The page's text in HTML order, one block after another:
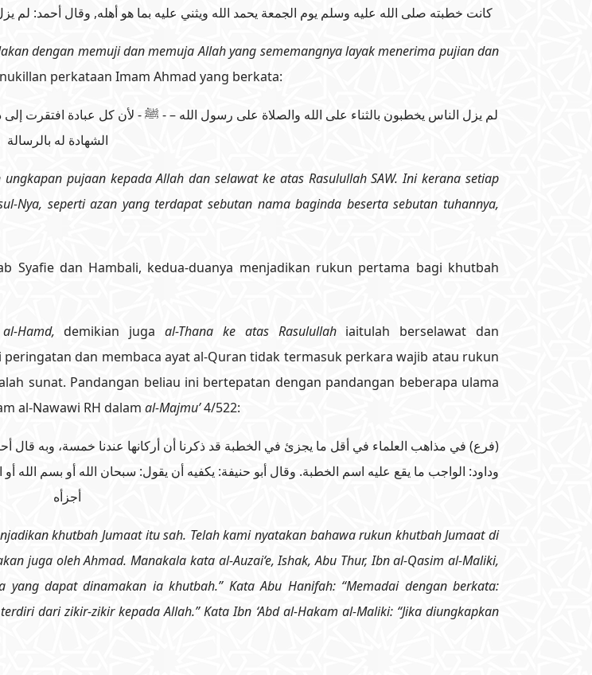
كانت خطبته صلى الله عليه وسلم يوم الجمعة يحمد الله ويثني عليه بما هو أهله, وقال أحمد: لم
dengan memuji dan memuja Allah yang sememangnya layak menerima pujian dan
perkataan Imam Ahmad yang berkata:
لم يزل الناس يخطبون بالثناء على الله والصلاة على رسول الله – - ﷺ - لأن كل عبادة افتقرت
الشهادة له بالرسالة
pujaan kepada Allah dan selawat ke atas Rasulullah SAW. Ini kerana setiap
Nya, seperti azan yang terdapat sebutan nama baginda beserta sebutan tuhannya,
Syafie dan Hambali, kedua-duanya menjadikan rukun pertama bagi khutbah
al-Hamd,demikian jugaal-Thana ke atas Rasulullah iaitulah berselawat dan
dan membaca ayat al-Quran tidak termasuk perkara wajib atau rukun
sunat. Pandangan beliau ini bertepatan dengan pandangan beberapa ulama
al-Nawawi RH dalam al-Majmu’4/522:
(فرع) في مذاهب العلماء في أقل ما يجزئ في الخطبة قد ذكرنا أن أركانها عندنا خمسة، وبه قال
وداود: الواجب ما يقع عليه اسم الخطبة. وقال أبو حنيفة: يكفيه أن يقول: سبحان الله أو بسم الله
أجزأه
khutbah Jumaat itu sah. Telah kami nyatakan bahawa rukun khutbah Jumaat di
juga oleh Ahmad. Manakala kata al-Auzai‘e, Ishak, Abu Thur, Ibn al-Qasim al-Maliki,
dapat dinamakan ia khutbah.” Kata Abu Hanifah: “Memadai dengan berkata:
dari zikir-zikir kepada Allah.” Kata Ibn ‘Abd al-Hakam al-Maliki: “Jika diungkapkan